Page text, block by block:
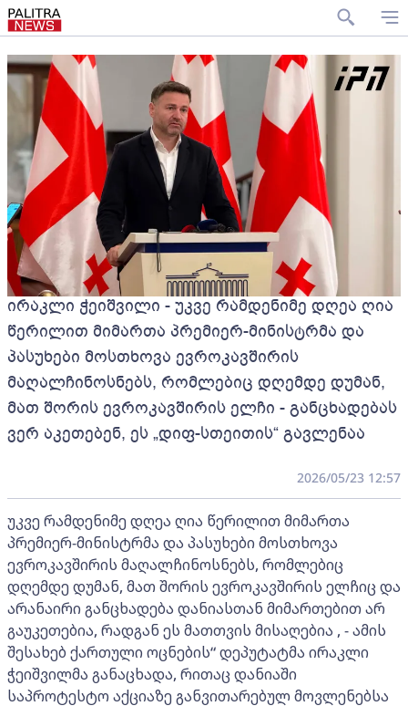
ირაკლი ჭეიშვილი - უკვე რამდენიმე დღეა ღია
წერილით მიმართა პრემიერ-მინისტრმა და
პასუხები მოსთხოვა ევროკავშირის
მაღალჩინოსნებს, რომლებიც დღემდე დუმან,
მათ შორის ევროკავშირის ელჩი - განცხადებას
ვერ აკეთებენ, ეს „დიფ-სთეითის“ გავლენაა
2026/05/23 12:57
უკვე რამდენიმე დღეა ღია წერილით მიმართა
პრემიერ-მინისტრმა და პასუხები მოსთხოვა
ევროკავშირის მაღალჩინოსნებს, რომლებიც
დღემდე დუმან, მათ შორის ევროკავშირის ელჩიც და
არანაირი განცხადება დანიასთან მიმართებით არ
გაუკეთებია, რადგან ეს მათთვის მისაღებია , - ამის
შესახებ ქართული ოცნების“ დეპუტატმა ირაკლი
ჭეიშვილმა განაცხადა, რითაც დანიაში
საპროტესტო აქციაზე განვითარებულ მოვლენებსა